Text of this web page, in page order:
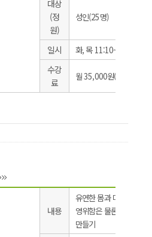
대상
(정
원)
성인(25명)
일시
화, 목 11:10~12:00
수강
료
월 35,000원(운동화, 물
내용
유연한 몸과 마음으로 건
영위함은 물론 다이어트
만들기